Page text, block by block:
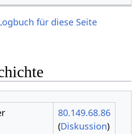
für diese Seite
80.149.68.86
(Diskussion)